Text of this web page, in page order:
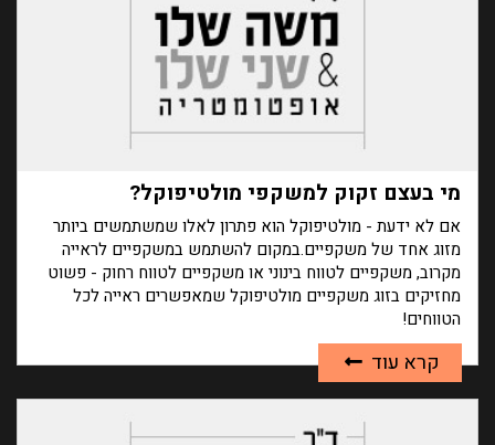
מי בעצם זקוק למשקפי מולטיפוקל?
אם לא ידעת - מולטיפוקל הוא פתרון לאלו שמשתמשים ביותר
מזוג אחד של משקפיים.במקום להשתמש במשקפיים לראייה
מקרוב, משקפיים לטווח בינוני או משקפיים לטווח רחוק - פשוט
מחזיקים בזוג משקפיים מולטיפוקל שמאפשרים ראייה לכל
הטווחים!
קרא עוד